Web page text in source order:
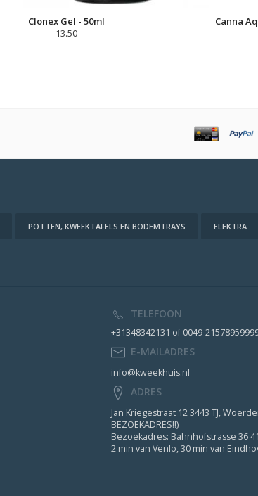
Clonex Gel - 50ml
13.50
Canna
POTTEN, KWEEKTAFELS EN BODEMTRAYS ELEKTRA
TELEFOON
+31348342131 of 0049-
E-MAILADRES
info@kweekhuis.nl
ADRES
Jan Kriegestraat 12 3443 TJ,
BEZOEKADRES!!)
Bezoekadres: Bahnhofstrasse 36
2 min van Venlo, 30 min van